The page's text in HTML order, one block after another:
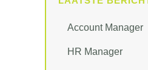
Account Manager
HR Manager